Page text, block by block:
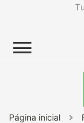
Página inicial